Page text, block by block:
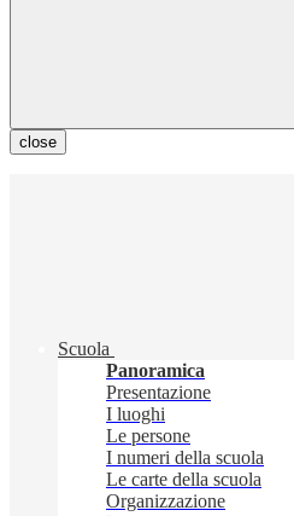
close
Scuola
Panoramica
Presentazione
I luoghi
Le persone
I numeri della scuola
Le carte della scuola
Organizzazione